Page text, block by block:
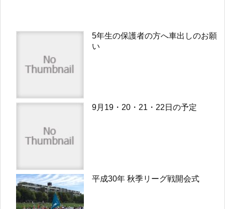
5年生の保護者の方へ車出しのお願
い
9月19・20・21・22日の予定
平成30年 秋季リーグ戦開会式